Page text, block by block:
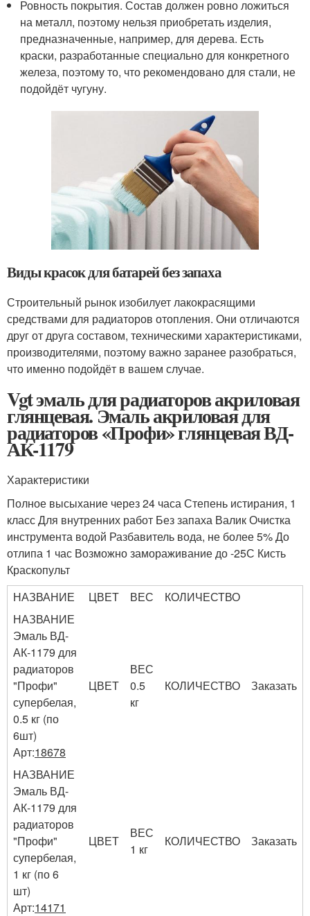
Ровность покрытия. Состав должен ровно ложиться
на металл, поэтому нельзя приобретать изделия,
предназначенные, например, для дерева. Есть
краски, разработанные специально для конкретного
железа, поэтому то, что рекомендовано для стали, не
подойдёт чугуну.
Виды красок для батарей без запаха
Строительный рынок изобилует лакокрасящими
средствами для радиаторов отопления. Они отличаются
друг от друга составом, техническими характеристиками,
производителями, поэтому важно заранее разобраться,
что именно подойдёт в вашем случае.
Vgt эмаль для радиаторов акриловая
глянцевая. Эмаль акриловая для
радиаторов «Профи» глянцевая ВД-
АК-1179
Характеристики
Полное высыхание через 24 часа Степень истирания, 1
класс Для внутренних работ Без запаха Валик Очистка
инструмента водой Разбавитель вода, не более 5% До
отлипа 1 час Возможно замораживание до -25С Кисть
Краскопульт
НАЗВАНИЕ
ЦВЕТ ВЕС
КОЛИЧЕСТВО
НАЗВАНИЕ
Эмаль ВД-
АК-1179 для
радиаторов
"Профи"
супербелая,
0.5 кг (по
6шт)
Арт:18678
ЦВЕТ
ВЕС
0.5
кг
КОЛИЧЕСТВО Заказать
НАЗВАНИЕ
Эмаль ВД-
АК-1179 для
радиаторов
"Профи"
супербелая,
1 кг (по 6
шт)
Арт:14171
ЦВЕТ
ВЕС
1 кг
КОЛИЧЕСТВО Заказать